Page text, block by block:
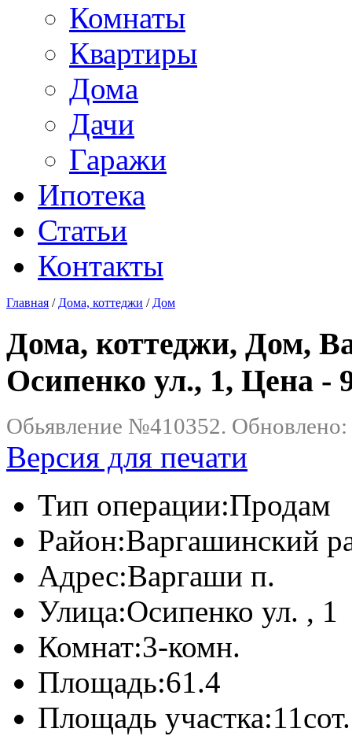
Комнаты
Квартиры
Дома
Дачи
Гаражи
Ипотека
Статьи
Контакты
Главная / Дома, коттеджи / Дом
Дома, коттеджи, Дом,
Осипенко ул., 1, Цена -
Обьявление №410352.
Версия для печати
Тип операции:Продам
Район:Варгашинский
Адрес:Варгаши п.
Улица:Осипенко ул. , 1
Комнат:3-комн.
Площадь:61.4
Площадь участка:11сот.